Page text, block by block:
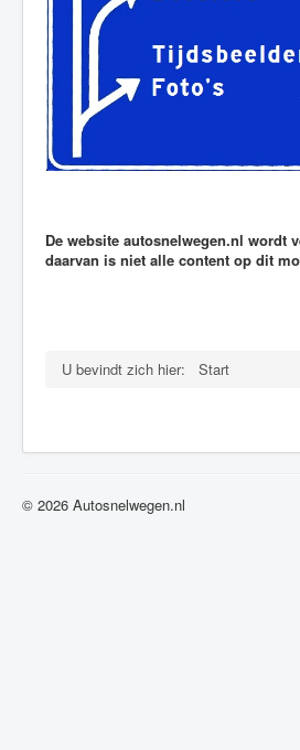
De website autosnelwegen.nl wordt
daarvan is niet alle content op dit
U bevindt zich hier: Start
© 2026 Autosnelwegen.nl